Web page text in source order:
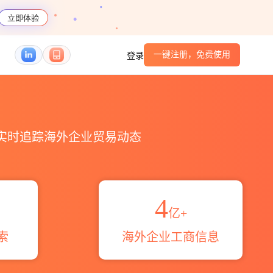
立即体验
登录 一键注册，免费使用
时追踪海外企业贸易动态
4亿+
海外企业工商信息